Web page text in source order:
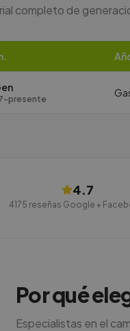
completo de
presente
4.7
4175 reseñas Google +
Por qué
Especialistas en el